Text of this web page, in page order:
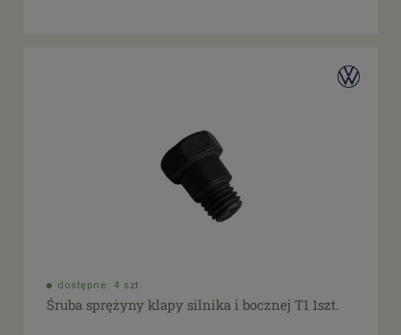
dostępne: 4 szt.
Śruba sprężyny klapy silnika i bocznej T1 1szt.